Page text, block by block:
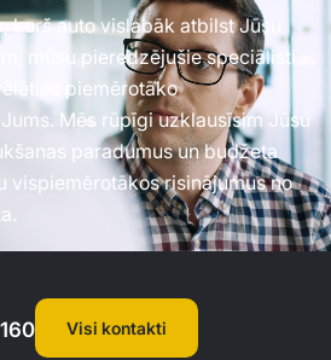
kurš auto vislabāk atbilst Jūsu
mūsu pieredzējušie speciālisti
piemērotāko
Mēs rūpīgi uzklausīsim Jūsu
paradumus un budžeta
vispiemērotākos risinājumus no
Visi kontakti